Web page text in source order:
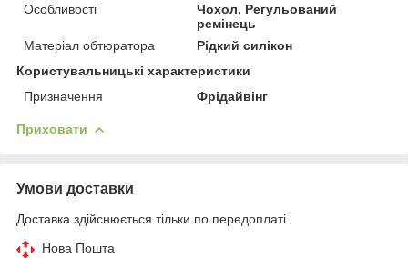
Особливості
Чохол, Регульований
ремінець
Матеріал обтюратора
Рідкий силікон
Користувальницькі характеристики
Призначення
Фрідайвінг
Приховати
Умови доставки
Доставка здійснюється тільки по передоплаті.
Нова Пошта